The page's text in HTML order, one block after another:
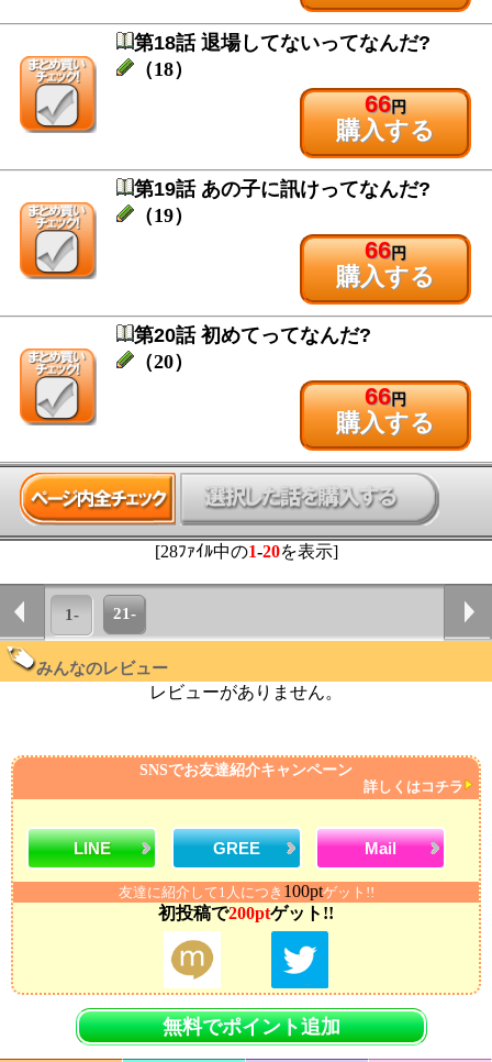
第18話 退場してないってなんだ?
（18）
66円
購入する
第19話 あの子に訊けってなんだ?
（19）
66円
購入する
第20話 初めてってなんだ?
（20）
66円
購入する
[28ﾌｧｲﾙ中の1-20を表示]
1- 21-
みんなのレビュー
レビューがありません。
SNSでお友達紹介キャンペーン
詳しくはコチラ
LINE GREE Mail
友達に紹介して1人につき 100ptゲット!!
初投稿で200ptゲット!!
無料でポイント追加